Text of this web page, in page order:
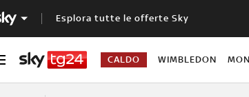
Esplora tutte le offerte Sky
CALDO WIMBLEDON